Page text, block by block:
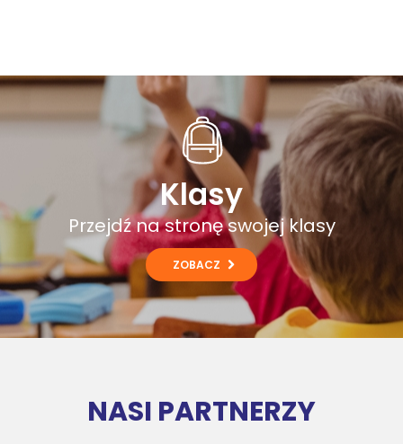
Klasy
Przejdź na stronę swojej klasy
ZOBACZ
NASI PARTNERZY